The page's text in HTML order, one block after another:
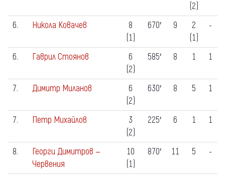
(2)
6. Никола Ковачев
8
(1)
670′ 9
2
(1)
-
6. Гаврил Стоянов
6
(2)
585′ 8 1 1
7. Димитр Миланов
6
(2)
630′ 8 5 1
7. Петр Михайлов
3
(2)
225′ 6 1 1
8.
Георги Димитров —
Червения
10
(1)
870′ 11 5 -